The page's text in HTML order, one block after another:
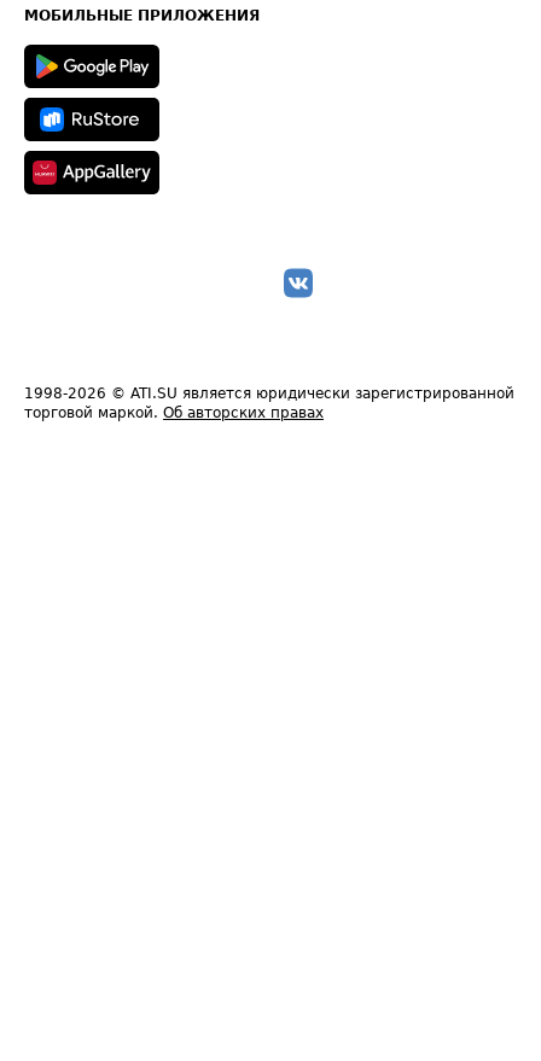
Техническая информация
МОБИЛЬНЫЕ ПРИЛОЖЕНИЯ
1998-2026 © ATI.SU является юридически зарегистрированной
торговой маркой. Об авторских правах